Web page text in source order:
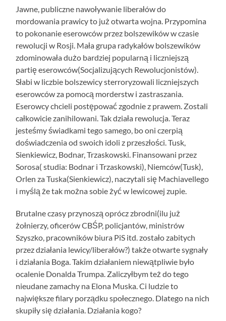
Jawne, publiczne nawoływanie liberałów do
mordowania prawicy to już otwarta wojna. Przypomina
to pokonanie eserowców przez bolszewików w czasie
rewolucji w Rosji. Mała grupa radykałów bolszewików
zdominowała dużo bardziej popularną i liczniejszą
partię eserowców(Socjalizujących Rewolucjonistów).
Słabi w liczbie bolszewicy sterroryzowali liczniejszych
eserowców za pomocą morderstw i zastraszania.
Eserowcy chcieli postępować zgodnie z prawem. Zostali
całkowicie zanihilowani. Tak działa rewolucja. Teraz
jesteśmy świadkami tego samego, bo oni czerpią
doświadczenia od swoich idoli z przeszłości. Tusk,
Sienkiewicz, Bodnar, Trzaskowski. Finansowani przez
Sorosa( studia: Bodnar i Trzaskowski), Niemców(Tusk),
Orlen za Tuska(Sienkiewicz), naczytali się Machiavellego
i myślą że tak można sobie żyć w lewicowej zupie.
Brutalne czasy przynoszą oprócz zbrodni(ilu już
żołnierzy, oficerów CBŚP, policjantów, ministrów
Szyszko, pracowników biura PiS itd. zostało zabitych
przez działania lewicy/liberałów?) także otwarte sygnały
i działania Boga. Takim działaniem niewątpliwie było
ocalenie Donalda Trumpa. Zaliczyłbym też do tego
nieudane zamachy na Elona Muska. Ci ludzie to
największe filary porządku społecznego. Dlatego na nich
skupiły się działania. Działania kogo?